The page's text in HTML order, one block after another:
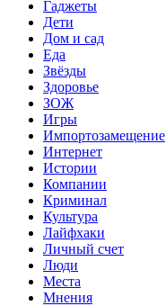
Гаджеты
Дети
Дом и сад
Еда
Звёзды
Здоровье
ЗОЖ
Игры
Импортозамещение
Интернет
Истории
Компании
Криминал
Культура
Лайфхаки
Личный счет
Люди
Места
Мнения